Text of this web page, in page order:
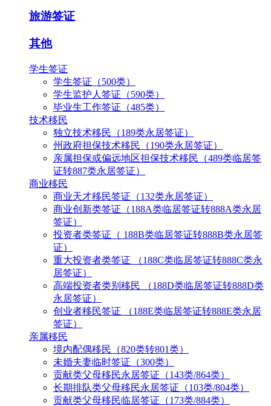
旅游签证
其他
学生签证
学生签证（500类）
学生监护人签证（590类）
毕业生工作签证（485类）
技术移民
独立技术移民（189类永居签证）
州政府担保技术移民（190类永居签证）
亲属担保或偏远地区担保技术移民（489类临居签
证转887类永居签证）
商业移民
商业天才移民签证（132类永居签证）
商业创新类签证（188A类临居签证转888A类永居
签证）
投资者类签证（ 188B类临居签证转888B类永居签
证）
重大投资者类签证 （188C类临居签证转888C类永
居签证）
高端投资者类别移民 （188D类临居签证转888D类
永居签证）
创业者移民签证 （188E类临居签证转888E类永居
签证）
亲属移民
境内配偶移民（820类转801类）
未婚夫妻临时签证（300类）
贡献类父母移民永居签证（143类/864类）
长期排队类父母移民永居签证（103类/804类）
贡献类父母移民临居签证（173类/884类）